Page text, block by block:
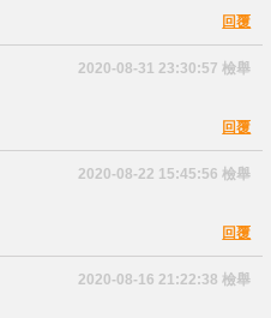
回覆
2020-08-31 23:30:57 檢舉
回覆
2020-08-22 15:45:56 檢舉
回覆
2020-08-16 21:22:38 檢舉